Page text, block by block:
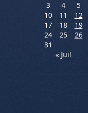
3
4 5
10
11 12
17
18 19
24
25 26
31
« Juil